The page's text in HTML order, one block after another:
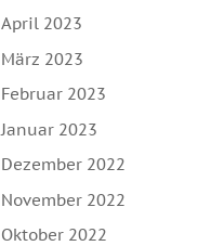
April 2023
März 2023
Februar 2023
Januar 2023
Dezember 2022
November 2022
Oktober 2022